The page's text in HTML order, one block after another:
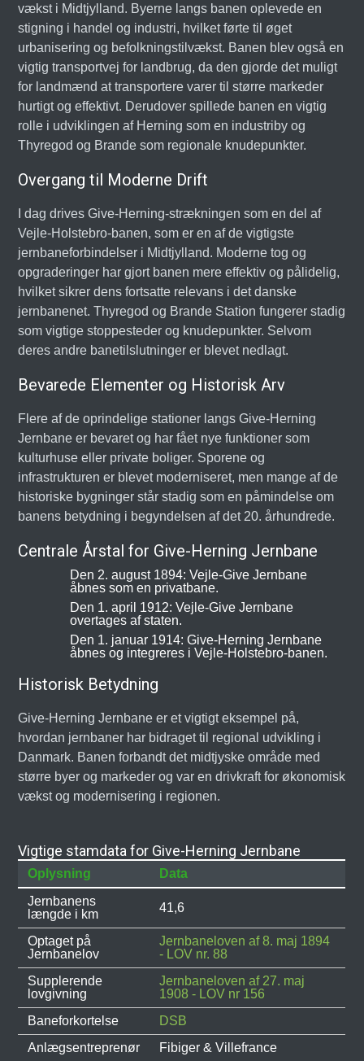
vækst i Midtjylland. Byerne langs banen oplevede en
stigning i handel og industri, hvilket førte til øget
urbanisering og befolkningstilvækst. Banen blev også en
vigtig transportvej for landbrug, da den gjorde det muligt
for landmænd at transportere varer til større markeder
hurtigt og effektivt. Derudover spillede banen en vigtig
rolle i udviklingen af Herning som en industriby og
Thyregod og Brande som regionale knudepunkter.
Overgang til Moderne Drift
I dag drives Give-Herning-strækningen som en del af
Vejle-Holstebro-banen, som er en af de vigtigste
jernbaneforbindelser i Midtjylland. Moderne tog og
opgraderinger har gjort banen mere effektiv og pålidelig,
hvilket sikrer dens fortsatte relevans i det danske
jernbanenet. Thyregod og Brande Station fungerer stadig
som vigtige stoppesteder og knudepunkter. Selvom
deres andre banetilslutninger er blevet nedlagt.
Bevarede Elementer og Historisk Arv
Flere af de oprindelige stationer langs Give-Herning
Jernbane er bevaret og har fået nye funktioner som
kulturhuse eller private boliger. Sporene og
infrastrukturen er blevet moderniseret, men mange af de
historiske bygninger står stadig som en påmindelse om
banens betydning i begyndelsen af det 20. århundrede.
Centrale Årstal for Give-Herning Jernbane
Den 2. august 1894: Vejle-Give Jernbane
åbnes som en privatbane.
Den 1. april 1912: Vejle-Give Jernbane
overtages af staten.
Den 1. januar 1914: Give-Herning Jernbane
åbnes og integreres i Vejle-Holstebro-banen.
Historisk Betydning
Give-Herning Jernbane er et vigtigt eksempel på,
hvordan jernbaner har bidraget til regional udvikling i
Danmark. Banen forbandt det midtjyske område med
større byer og markeder og var en drivkraft for økonomisk
vækst og modernisering i regionen.
Vigtige stamdata for Give-Herning Jernbane
Oplysning
Data
Jernbanens
længde i km
41,6
Optaget på
Jernbanelov
Jernbaneloven af 8. maj 1894
- LOV nr. 88
Supplerende
lovgivning
Jernbaneloven af 27. maj
1908 - LOV nr 156
Baneforkortelse
DSB
Anlægsentreprenør
Fibiger & Villefrance